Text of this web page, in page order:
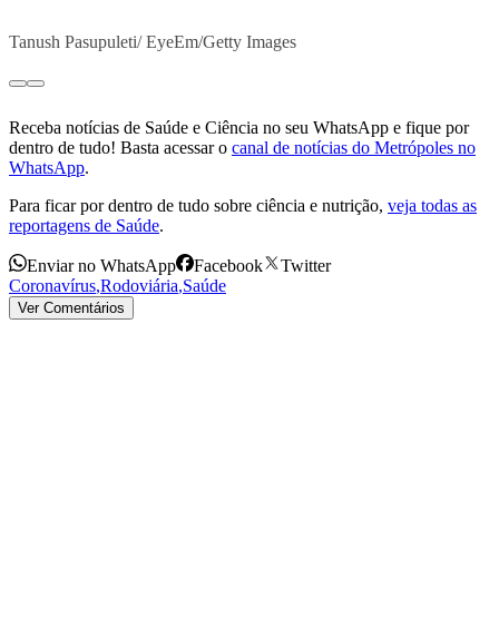
Tanush Pasupuleti/ EyeEm/Getty Images
Receba notícias de Saúde e Ciência no seu WhatsApp e fique por
dentro de tudo! Basta acessar o canal de notícias do Metrópoles no
WhatsApp.
Para ficar por dentro de tudo sobre ciência e nutrição, veja todas as
reportagens de Saúde.
Enviar no WhatsApp Facebook
Twitter
Coronavírus,Rodoviária,Saúde
Ver Comentários